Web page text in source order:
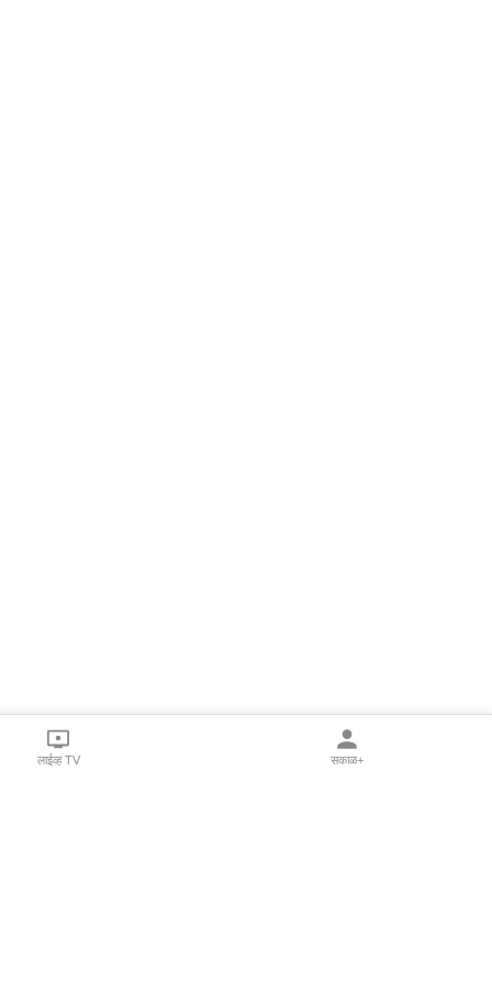
लाईव्ह TV सकाळ+